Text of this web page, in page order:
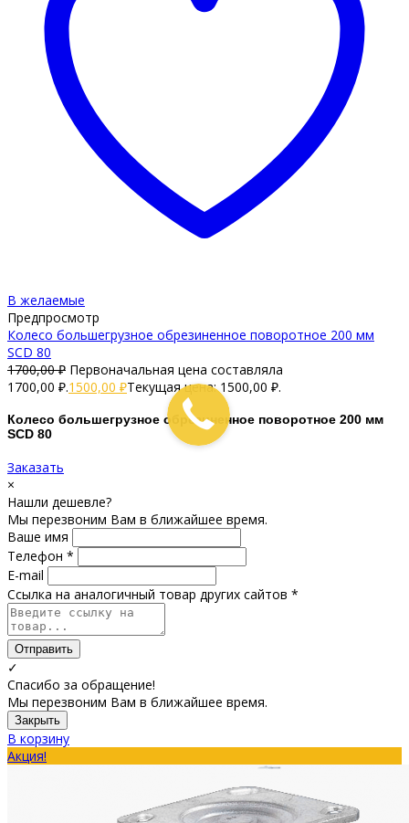
В желаемые
Предпросмотр
Колесо большегрузное обрезиненное поворотное 200 мм
SCD 80
1700,00₽ Первоначальная цена составляла
1700,00 ₽.1500,00 ₽Текущая цена: 1500,00 ₽.
Колесо большегрузное обрезиненное поворотное 200 мм
SCD 80
Заказать
×
Нашли дешевле?
Мы перезвоним Вам в ближайшее время.
Ваше имя
Телефон *
E-mail
Ссылка на аналогичный товар других сайтов *
Отправить
✓
Спасибо за обращение!
Мы перезвоним Вам в ближайшее время.
Закрыть
В корзину
Акция!